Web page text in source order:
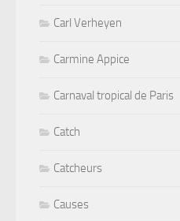
Carl Verheyen
Carmine Appice
Carnaval tropical de Paris
Catch
Catcheurs
Causes